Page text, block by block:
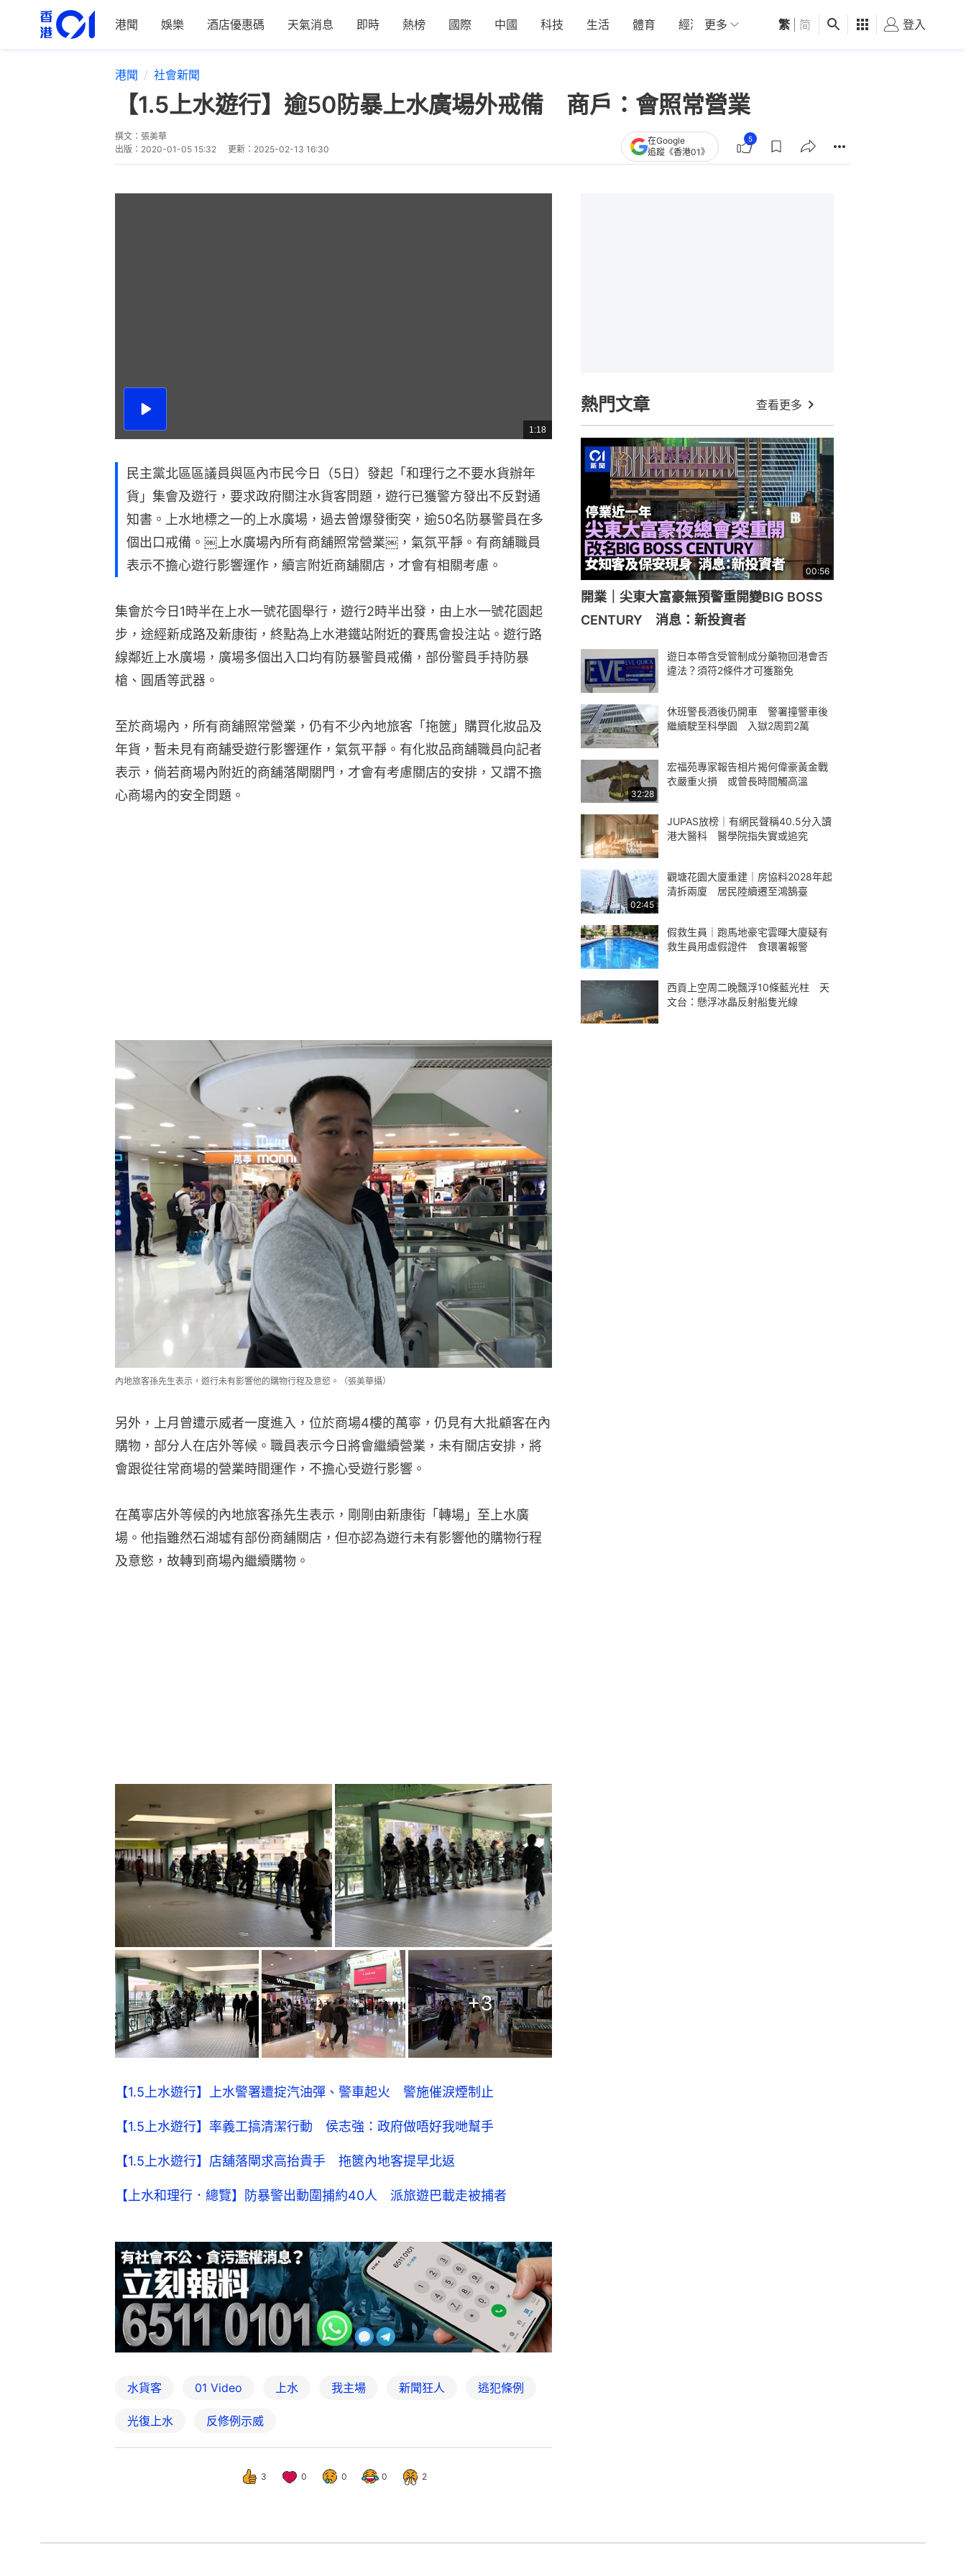
港聞 娛樂 酒店優惠碼 天氣消息 即時 熱榜 國際 中國 科技 生活 體育 經濟 01深圳 觀點 健康 好食玩飛
更多 繁 简 登入
港聞 社會新聞
【1.5上水遊行】逾50防暴上水廣場外戒備 商戶：會照常營業
撰文： 張美華
出版： 2020-01-05 15:32 更新： 2025-02-13 16:30
在Google
追蹤《香港01》
5
播
總
共
1:18
民主黨北區區議員與區內市民今日（5日）發起「和理行之不要水貨辦年
貨」集會及遊行，要求政府關注水貨客問題，遊行已獲警方發出不反對通
知書。上水地標之一的上水廣場，過去曾爆發衝突，逾50名防暴警員在多
個出口戒備。￼上水廣場內所有商舖照常營業￼，氣氛平靜。有商舖職員
表示不擔心遊行影響運作，續言附近商舖關店，才會有相關考慮。
集會於今日1時半在上水一號花園舉行，遊行2時半出發，由上水一號花園起
步，途經新成路及新康街，終點為上水港鐵站附近的賽馬會投注站。遊行路
線鄰近上水廣場，廣場多個出入口均有防暴警員戒備，部份警員手持防暴
槍、圓盾等武器。
至於商場內，所有商舖照常營業，仍有不少內地旅客「拖篋」購買化妝品及
年貨，暫未見有商舖受遊行影響運作，氣氛平靜。有化妝品商舖職員向記者
表示，倘若商場內附近的商舖落閘關門，才會有考慮關店的安排，又謂不擔
心商場內的安全問題。
內地旅客孫先生表示，遊行未有影響他的購物行程及意慾。（張美華攝）
另外，上月曾遭示威者一度進入，位於商場4樓的萬寧，仍見有大批顧客在內
購物，部分人在店外等候。職員表示今日將會繼續營業，未有關店安排，將
會跟從往常商場的營業時間運作，不擔心受遊行影響。
在萬寧店外等候的內地旅客孫先生表示，剛剛由新康街「轉場」至上水廣
場。他指雖然石湖墟有部份商舖關店，但亦認為遊行未有影響他的購物行程
及意慾，故轉到商場內繼續購物。
+3
【1.5上水遊行】上水警署遭掟汽油彈、警車起火 警施催淚煙制止
【1.5上水遊行】率義工搞清潔行動 侯志強：政府做唔好我哋幫手
【1.5上水遊行】店舖落閘求高抬貴手 拖篋內地客提早北返
【上水和理行．總覽】防暴警出動圍捕約40人 派旅遊巴載走被捕者
水貨客 01 Video 上水 我主場 新聞狂人 逃犯條例
光復上水 反修例示威
3 0 0 0 2
熱門文章 查看更多
00:56
開業｜尖東大富豪無預警重開變BIG BOSS
CENTURY 消息：新投資者
遊日本帶含受管制成分藥物回港會否
違法？須符2條件才可獲豁免
休班警長酒後仍開車 警署撞警車後
繼續駛至科學園 入獄2周罰2萬
32:28
宏福苑專家報告相片揭何偉豪黃金戰
衣嚴重火損 或曾長時間觸高溫
JUPAS放榜｜有網民聲稱40.5分入讀
港大醫科 醫學院指失實或追究
02:45
觀塘花園大廈重建｜房協料2028年起
清拆兩廈 居民陸續遷至鴻鵠臺
假救生員｜跑馬地豪宅雲暉大廈疑有
救生員用虛假證件 食環署報警
西貢上空周二晚飄浮10條藍光柱 天
文台：懸浮冰晶反射船隻光線